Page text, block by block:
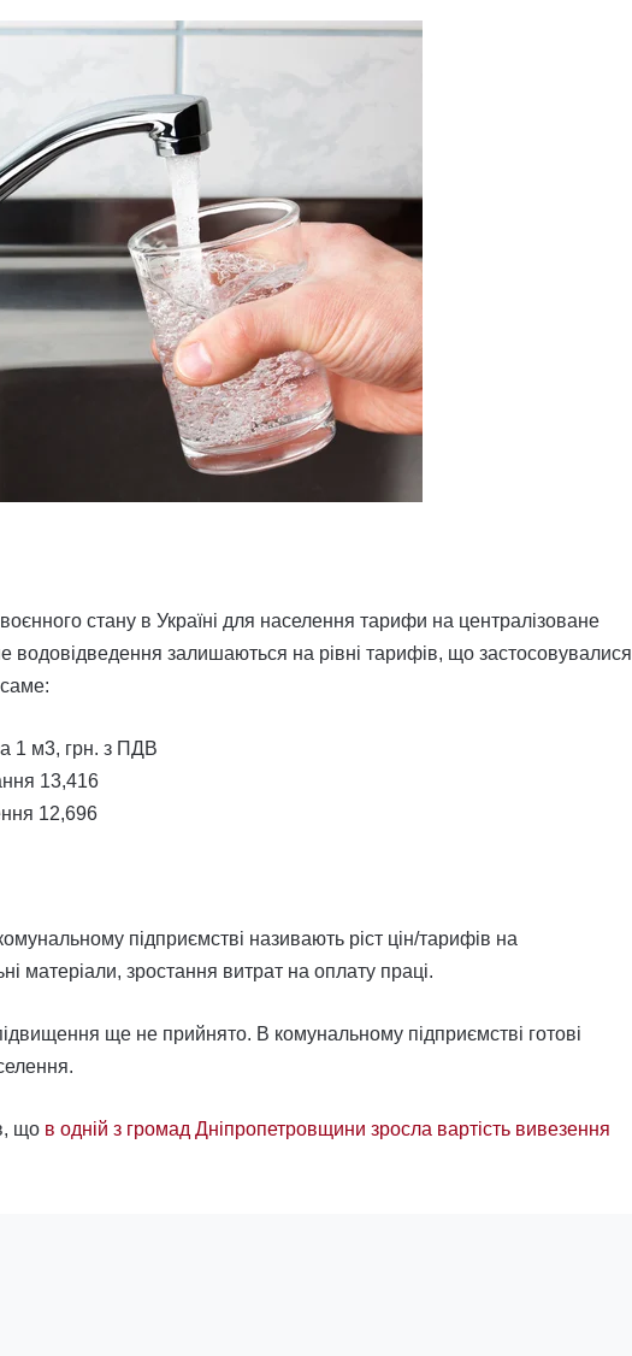
стану в Україні для населення тарифи на централізоване
водовідведення залишаються на рівні тарифів, що застосовувалися
1 м3, грн. з ПДВ
13,416
12,696
підприємстві називають ріст цін/тарифів на
матеріали, зростання витрат на оплату праці.
ще не прийнято. В комунальному підприємстві готові
що в одній з громад Дніпропетровщини зросла вартість вивезення